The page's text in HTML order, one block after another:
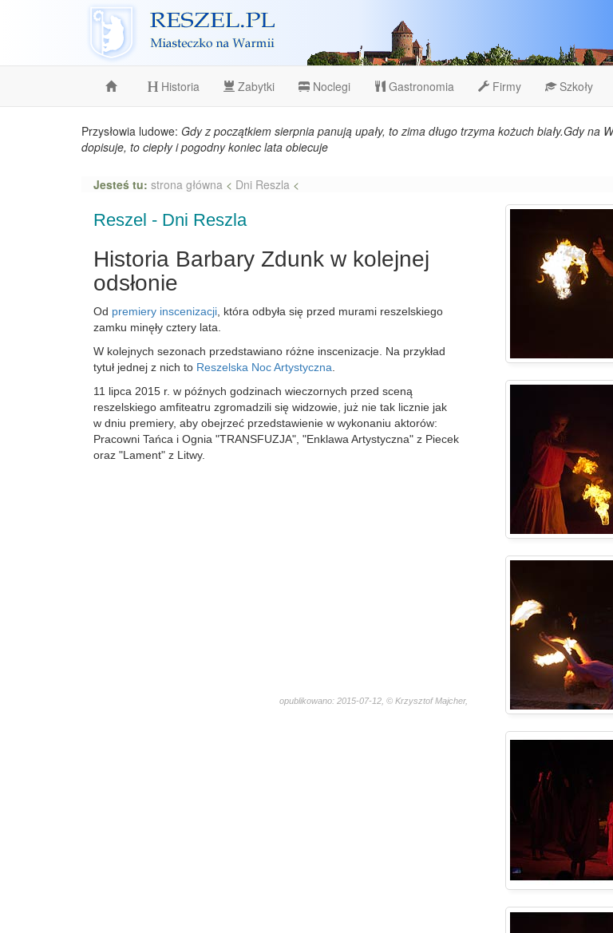
Reszel
Historia Zabytki Noclegi Gastronomia Firmy Szkoły
Przysłowia ludowe: Gdy z początkiem sierpnia panują upały, to zima długo trzyma kożuch biały.Gdy na
dopisuje, to ciepły i pogodny koniec lata obiecuje
Jesteś tu: strona główna < Dni Reszla <
Reszel - Dni Reszla
Historia Barbary Zdunk w kolejnej
odsłonie
Od premiery inscenizacji , która odbyła się przed murami reszelskiego
zamku minęły cztery lata.
W kolejnych sezonach przedstawiano różne inscenizacje. Na przykład
tytuł jednej z nich to Reszelska Noc Artystyczna
11 lipca 2015 r. w późnych godzinach wieczornych przed sceną
reszelskiego amfiteatru zgromadzili się widzowie, już nie tak licznie jak
w dniu premiery, aby obejrzeć przedstawienie w wykonaniu aktorów:
Pracowni Tańca i Ognia "TRANSFUZJA", "Enklawa Artystyczna" z Piecek
oraz "Lament" z Litwy.
opublikowano: 2015-07-12, © Krzysztof Majcher,